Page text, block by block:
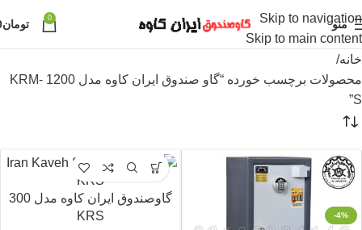
Skip to navigation
Skip to main content
منو 0 تومان
خانه
محصولات برچسب خورده “گاو صندوق ایران کاوه مدل 1200 KRM-
S”
-4%
گاوصندوق ایران کاوه مدل 300
KRS